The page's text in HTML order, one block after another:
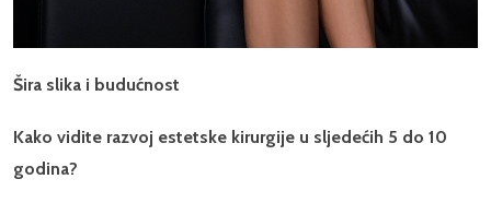
Šira slika i budućnost
Kako vidite razvoj estetske kirurgije u sljedećih 5 do 10
godina?